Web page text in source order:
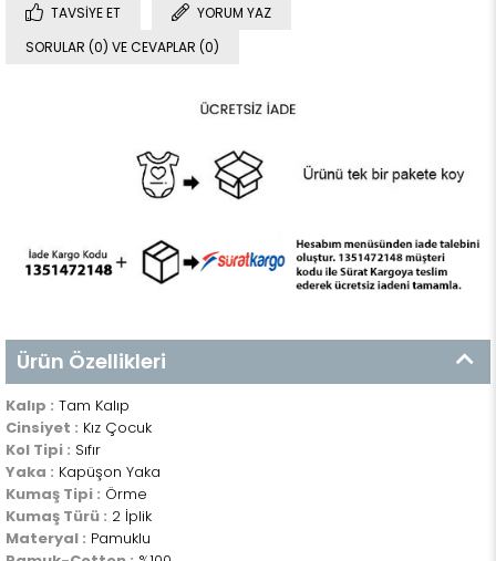
TAVSIYE ET
YORUM YAZ
SORULAR (0) VE CEVAPLAR (0)
Ürün Özellikleri
Kalıp : Tam Kalıp
Cinsiyet : Kız Çocuk
Kol Tipi : Sıfır
Yaka : Kapüşon Yaka
Kumaş Tipi : Örme
Kumaş Türü : 2 İplik
Materyal : Pamuklu